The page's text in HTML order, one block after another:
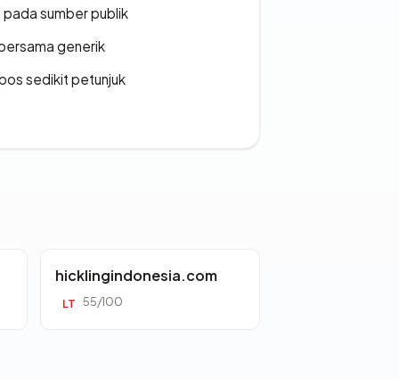
sumber publik
generik
sedikit petunjuk
hicklingindonesia.com
LT 55/100